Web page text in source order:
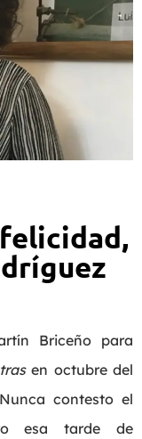
Briceño para
en octubre del
contesto el
esa tarde de